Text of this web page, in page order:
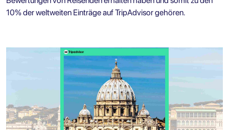
10% der weltweiten Einträge auf TripAdvisor gehören.